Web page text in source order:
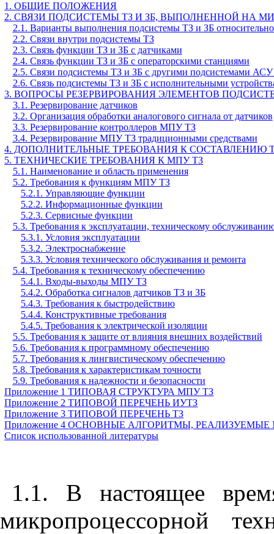
1. ОБЩИЕ ПОЛОЖЕНИЯ
2. СВЯЗИ ПОДСИСТЕМЫ ТЗ И ЗБ, ВЫПОЛНЕННОЙ НА
2.1. Варианты выполнения подсистемы ТЗ и ЗБ
2.2. Связи внутри подсистемы ТЗ
2.3. Связь функции ТЗ и ЗБ с датчиками
2.4. Связь функции ТЗ и ЗБ с операторскими станциями
2.5. Связи подсистемы ТЗ и ЗБ с другими подсистемами
2.6. Связь подсистемы ТЗ и ЗБ с исполнительными
3. ВОПРОСЫ РЕЗЕРВИРОВАНИЯ ЭЛЕМЕНТОВ
3.1. Резервирование датчиков
3.2. Организация обработки аналогового сигнала от датчиков
3.3. Резервирование контроллеров МПУ ТЗ
3.4. Резервирование МПУ ТЗ традиционными средствами
4. ДОПОЛНИТЕЛЬНЫЕ ТРЕБОВАНИЯ К
5. ТЕХНИЧЕСКИЕ ТРЕБОВАНИЯ К МПУ ТЗ
5.1. Наименование и область применения
5.2. Требования к функциям МПУ ТЗ
5.2.1. Управляющие функции
5.2.2. Информационные функции
5.2.3. Сервисные функции
5.3. Требования к эксплуатации, техническому
5.3.1. Условия эксплуатации
5.3.2. Электроснабжение
5.3.3. Условия технического обслуживания и ремонта
5.4. Требования к техническому обеспечению
5.4.1. Входы-выходы МПУ ТЗ
5.4.2. Обработка сигналов датчиков ТЗ и ЗБ
5.4.3. Требования к быстродействию
5.4.4. Конструктивные требования
5.4.5. Требования к электрической изоляции
5.5. Требования к защите от влияния внешних воздействий
5.6. Требования к программному обеспечению
5.7. Требования к лингвистическому обеспечению
5.8. Требования к характеристикам точности
5.9. Требования к надежности и безопасности
Приложение 1ТИПОВАЯ СТРУКТУРА МПУ ТЗ
Приложение 2ТИПОВОЙ ПЕРЕЧЕНЬ ИУТЗ
Приложение 3ТИПОВОЙ ПЕРЕЧЕНЬ ТЗ
Приложение 4ОСНОВНЫЕ АЛГОРИТМЫ, РЕАЛИЗУЕМЫЕ
Список использованной литературы
1.1. В настоящее
микропроцессорной